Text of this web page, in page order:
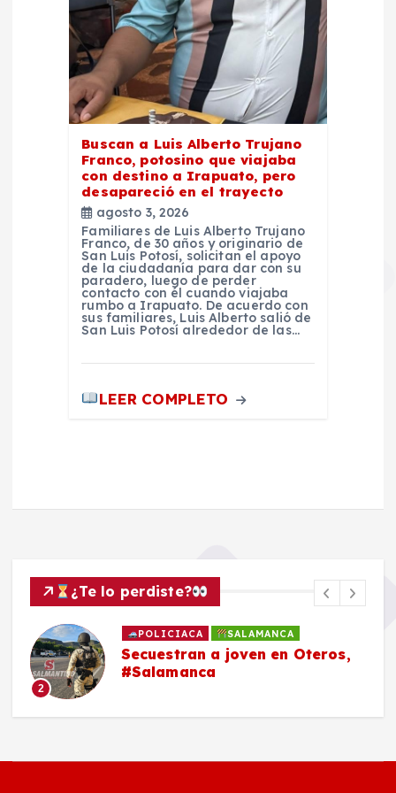
Buscan a Luis Alberto Trujano
Franco, potosino que viajaba
con destino a Irapuato, pero
desapareció en el trayecto
agosto 3, 2026
Familiares de Luis Alberto Trujano
Franco, de 30 años y originario de
San Luis Potosí, solicitan el apoyo
de la ciudadanía para dar con su
paradero, luego de perder
contacto con él cuando viajaba
rumbo a Irapuato. De acuerdo con
sus familiares, Luis Alberto salió de
San Luis Potosí alrededor de las…
LEER COMPLETO
¿Te lo perdiste?
2
POLICIACA SALAMANCA
Secuestran a joven en Oteros,
#Salamanca